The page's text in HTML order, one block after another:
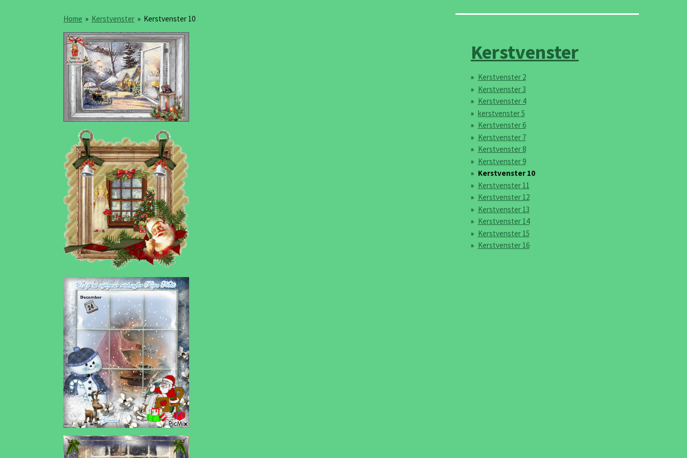
Home » Kerstvenster » Kerstvenster 10
Kerstvenster
Kerstvenster 2
Kerstvenster 3
Kerstvenster 4
kerstvenster 5
Kerstvenster 6
Kerstvenster 7
Kerstvenster 8
Kerstvenster 9
Kerstvenster 10
Kerstvenster 11
Kerstvenster 12
Kerstvenster 13
Kerstvenster 14
Kerstvenster 15
Kerstvenster 16